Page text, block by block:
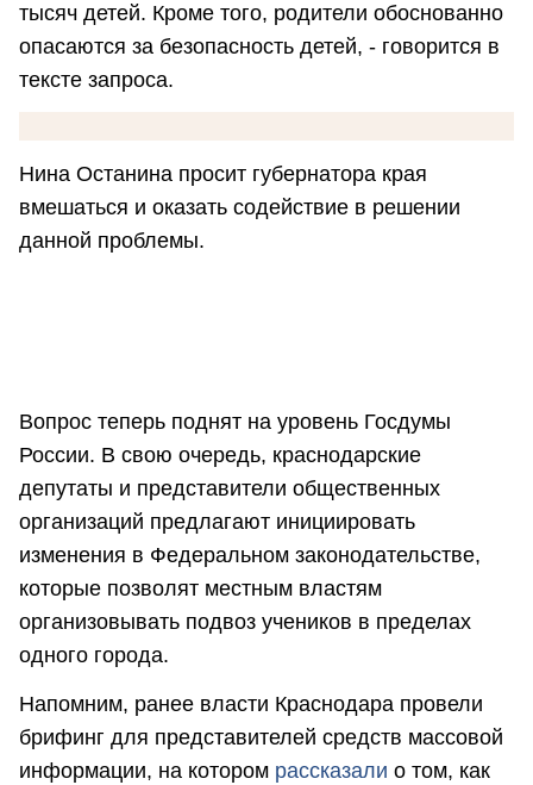
тысяч детей. Кроме того, родители обоснованно
опасаются за безопасность детей, - говорится в
тексте запроса.
Нина Останина просит губернатора края
вмешаться и оказать содействие в решении
данной проблемы.
Вопрос теперь поднят на уровень Госдумы
России. В свою очередь, краснодарские
депутаты и представители общественных
организаций предлагают инициировать
изменения в Федеральном законодательстве,
которые позволят местным властям
организовывать подвоз учеников в пределах
одного города.
Напомним, ранее власти Краснодара провели
брифинг для представителей средств массовой
информации, на котором рассказали о том, как